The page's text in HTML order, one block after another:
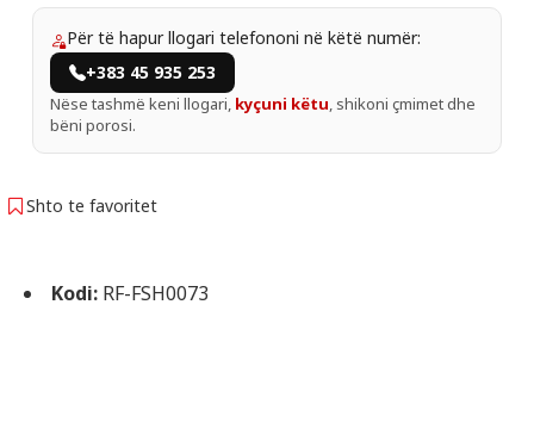
Për të hapur llogari telefononi në këtë numër:
+383 45 935 253
Nëse tashmë keni llogari, kyçuni këtu, shikoni çmimet dhe
bëni porosi.
Shto te favoritet
Kodi: RF-FSH0073